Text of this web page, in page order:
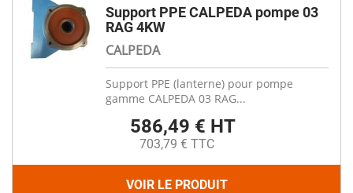
Support PPE CALPEDA pompe 03
RAG 4KW
CALPEDA
Support PPE (lanterne) pour pompe
gamme CALPEDA 03 RAG...
586,49 € HT
703,79 € TTC
VOIR LE PRODUIT